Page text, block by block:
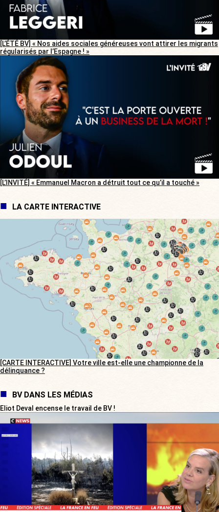
[L’ÉTÉ BV] « Nos aides sociales généreuses vont attirer les migrants
régularisés par l’Espagne ! »
[L’INVITÉ] « Emmanuel Macron a détruit tout ce qu’il a touché »
LA CARTE INTERACTIVE
[CARTE INTERACTIVE] Votre ville est-elle une championne de la
délinquance ?
BV DANS LES MÉDIAS
Eliot Deval encense le travail de BV !